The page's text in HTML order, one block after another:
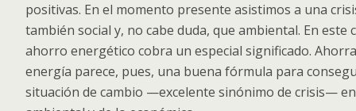
positivas. En el momento presente asistimos a una
también social y, no cabe duda, que ambiental. En este
ahorro energético cobra un especial significado.
energía parece, pues, una buena fórmula para
situación de cambio —excelente sinónimo de crisis—